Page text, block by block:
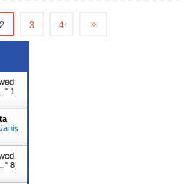
2 3 4
" 1
" 8